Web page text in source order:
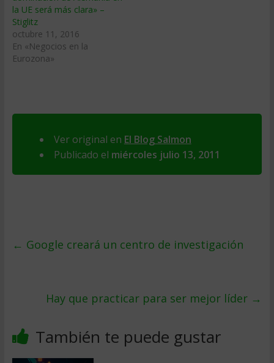
la UE será más clara» –
Stiglitz
octubre 11, 2016
En «Negocios en la
Eurozona»
Ver original en El Blog Salmon
Publicado el miércoles julio 13, 2011
← Google creará un centro de investigación
Hay que practicar para ser mejor líder →
También te puede gustar